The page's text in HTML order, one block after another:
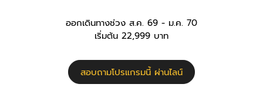
ออกเดินทางช่วง ส.ค. 69 - ม.ค. 70
เริ่มต้น 22,999 บาท
สอบถามโปรแกรมนี้ ผ่านไลน์